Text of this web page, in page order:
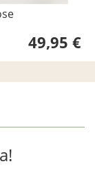
49,95 €